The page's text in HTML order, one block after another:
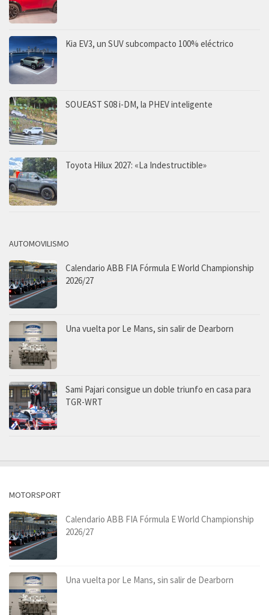
Kia EV3, un SUV subcompacto 100% eléctrico
SOUEAST S08 i-DM, la PHEV inteligente
Toyota Hilux 2027: «La Indestructible»
AUTOMOVILISMO
Calendario ABB FIA Fórmula E World Championship
2026/27
Una vuelta por Le Mans, sin salir de Dearborn
Sami Pajari consigue un doble triunfo en casa para
TGR-WRT
MOTORSPORT
Calendario ABB FIA Fórmula E World Championship
2026/27
Una vuelta por Le Mans, sin salir de Dearborn